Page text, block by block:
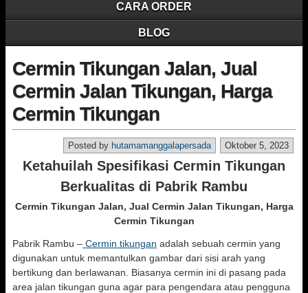
CARA ORDER
BLOG
Cermin Tikungan Jalan, Jual
Cermin Jalan Tikungan, Harga
Cermin Tikungan
Oktober 5, 2023
Posted by hutamamanggalapersada
Ketahuilah Spesifikasi Cermin Tikungan
Berkualitas di Pabrik Rambu
Cermin Tikungan Jalan, Jual Cermin Jalan Tikungan, Harga
Cermin Tikungan
Pabrik Rambu – Cermin tikungan adalah sebuah cermin yang
digunakan untuk memantulkan gambar dari sisi arah yang
bertikung dan berlawanan. Biasanya cermin ini di pasang pada
area jalan tikungan guna agar para pengendara atau pengguna